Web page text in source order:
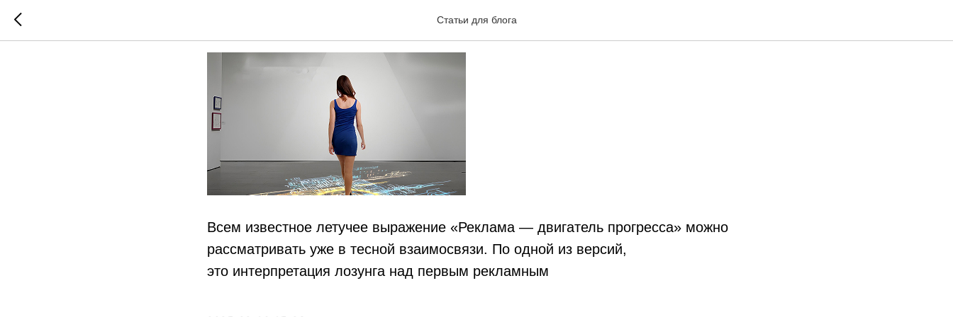
Статьи для блога
Взаимная любовь: реклама и прогресс
Всем известное летучее выражение «Реклама — двигатель прогресса» можно
рассматривать уже в тесной взаимосвязи. По одной из версий,
это интерпретация лозунга над первым рекламным